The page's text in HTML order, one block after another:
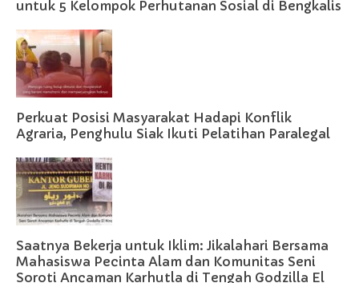
untuk 5 Kelompok Perhutanan Sosial di Bengkalis
Perkuat Posisi Masyarakat Hadapi Konflik
Agraria, Penghulu Siak Ikuti Pelatihan Paralegal
Saatnya Bekerja untuk Iklim: Jikalahari Bersama
Mahasiswa Pecinta Alam dan Komunitas Seni
Soroti Ancaman Karhutla di Tengah Godzilla El